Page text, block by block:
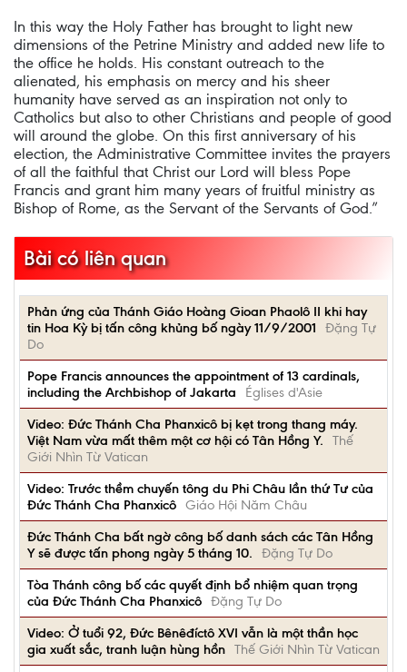
In this way the Holy Father has brought to light new
dimensions of the Petrine Ministry and added new life to
the office he holds. His constant outreach to the
alienated, his emphasis on mercy and his sheer
humanity have served as an inspiration not only to
Catholics but also to other Christians and people of good
will around the globe. On this first anniversary of his
election, the Administrative Committee invites the prayers
of all the faithful that Christ our Lord will bless Pope
Francis and grant him many years of fruitful ministry as
Bishop of Rome, as the Servant of the Servants of God.”
Bài có liên quan
Phản ứng của Thánh Giáo Hoàng Gioan Phaolô II khi hay
tin Hoa Kỳ bị tấn công khủng bố ngày 11/9/2001
Đặng Tự
Do
Pope Francis announces the appointment of 13 cardinals,
including the Archbishop of Jakarta
Églises d'Asie
Video: Đức Thánh Cha Phanxicô bị kẹt trong thang máy.
Việt Nam vừa mất thêm một cơ hội có Tân Hồng Y.
Thế
Giới Nhìn Từ Vatican
Video: Trước thềm chuyến tông du Phi Châu lần thứ Tư của
Đức Thánh Cha Phanxicô Giáo Hội Năm Châu
Đức Thánh Cha bất ngờ công bố danh sách các Tân Hồng
Y sẽ được tấn phong ngày 5 tháng 10.
Đặng Tự Do
Tòa Thánh công bố các quyết định bổ nhiệm quan trọng
của Đức Thánh Cha Phanxicô Đặng Tự Do
Video: Ở tuổi 92, Đức Bênêđíctô XVI vẫn là một thần học
gia xuất sắc, tranh luận hùng hồn Thế Giới Nhìn Từ Vatican